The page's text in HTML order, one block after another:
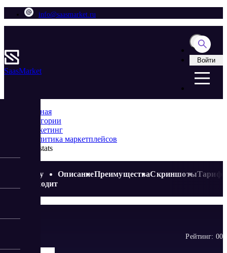
info@saasmarket.ru
SaasMarket
Войти
Главная
Категории
Маркетинг
Аналитика маркетплейсов
Likestats
Кому
подходит
ОписаниеПреимуществаСкриншоты
Рейтинг: 00